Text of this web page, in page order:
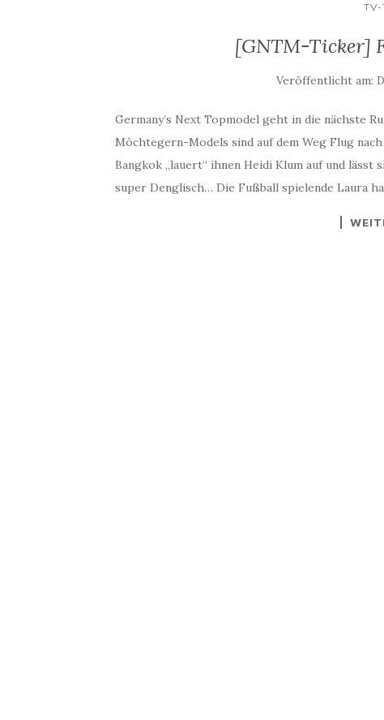
TV-
[GNTM-Ticker]
Veröffentlicht am:
Germany’s Next Topmodel geht in die nächste
Möchtegern-Models sind auf dem Weg Flug
Bangkok „lauert“ ihnen Heidi Klum auf und lässt
super Denglisch… Die Fußball spielende Laura